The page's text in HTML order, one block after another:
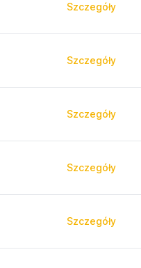
Szczegóły
Szczegóły
Szczegóły
Szczegóły
Szczegóły